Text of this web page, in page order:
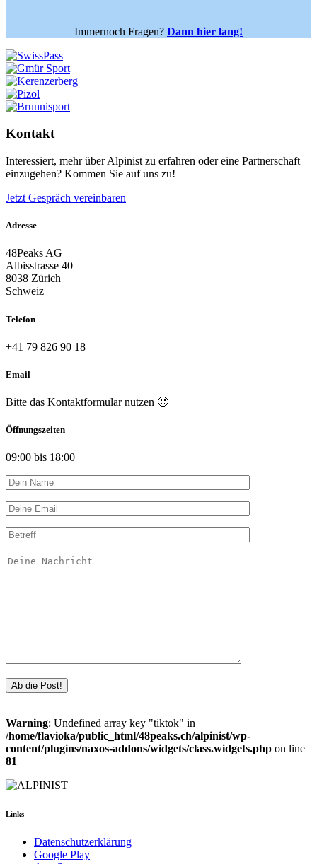
Immernoch Fragen? Dann hier lang!
Kontakt
Interessiert, mehr über Alpinist zu erfahren oder eine Partnerschaft
einzugehen? Kommen Sie auf uns zu!
Jetzt Gespräch vereinbaren
Adresse
48Peaks AG
Albisstrasse 40
8038 Zürich
Schweiz
Telefon
+41 79 826 90 18
Email
Bitte das Kontaktformular nutzen 🙂
Öffnungszeiten
09:00 bis 18:00
Warning: Undefined array key "tiktok" in
/home/flavioka/public_html/48peaks.ch/alpinist/wp-
content/plugins/naxos-addons/widgets/class.widgets.php on line
81
Links
Datenschutzerklärung
Google Play